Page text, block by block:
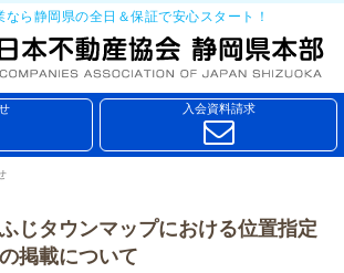
なら静岡県の全日＆保証で安心スタート！
入会資料請求
じタウンマップにおける位置指定
掲載について